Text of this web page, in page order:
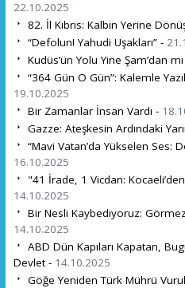
22.10.2025
82. İl Kıbrıs: Kalbin Yerine
“Defolun! Yahudi Uşakları” -
Kudüs’ün Yolu Yine Şam’dan
“364 Gün O Gün”: Kalemle
19.10.2025
Bir Zamanlar İnsan Vardı -
Gazze: Ateşkesin Ardındaki
“Mavi Vatan’da Yükselen Ses:
16.10.2025
"41 İrade, 1 Vicdan:
14.10.2025
Bir Nesli Kaybediyoruz:
14.10.2025
ABD Dün Kapıları Kapatan,
Devlet - 14.10.2025
Göğe Yeniden Türk Mührü